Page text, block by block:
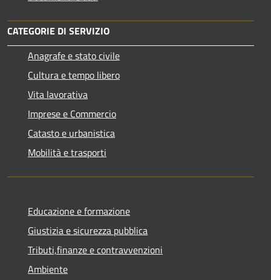
CATEGORIE DI SERVIZIO
Anagrafe e stato civile
Cultura e tempo libero
Vita lavorativa
Imprese e Commercio
Catasto e urbanistica
Mobilità e trasporti
Educazione e formazione
Giustizia e sicurezza pubblica
Tributi,finanze e contravvenzioni
Ambiente